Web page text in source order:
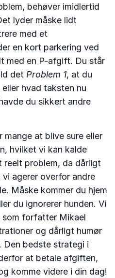
behøver imidlertid
lyder måske lidt
med et
en kort parkering ved
med en P-afgift. Du står
det Problem 1, at du
hvad taksten nu
du sikkert andre
at blive sure eller
hvilket vi kan kalde
reelt problem, da dårligt
agerer overfor andre
Måske kommer du hjem
du ignorerer hunden. Vi
som forfatter Mikael
og dårligt humør
Den bedste strategi i
at betale afgiften,
komme videre i din dag!